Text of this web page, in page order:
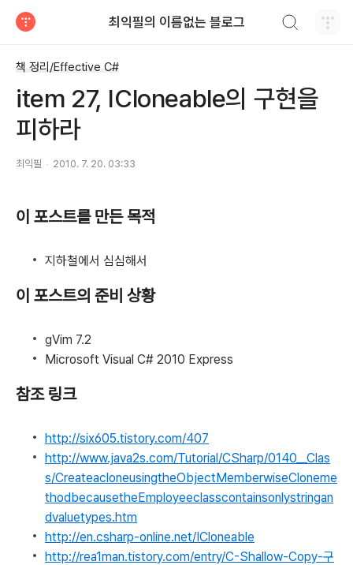
최익필의 이름없는 블로그
책 정리/Effective C#
item 27, ICloneable의 구현을
피하라
최익필 2010. 7. 20. 03:33
이 포스트를 만든 목적
지하철에서 심심해서
이 포스트의 준비 상황
gVim 7.2
Microsoft Visual C# 2010 Express
참조 링크
http://six605.tistory.com/407
http://www.java2s.com/Tutorial/CSharp/0140__Clas
s/CreateacloneusingtheObjectMemberwiseCloneme
thodbecausetheEmployeeclasscontainsonlystringan
dvaluetypes.htm
http://en.csharp-online.net/ICloneable
http://rea1man.tistory.com/entry/C-Shallow-Copy-구